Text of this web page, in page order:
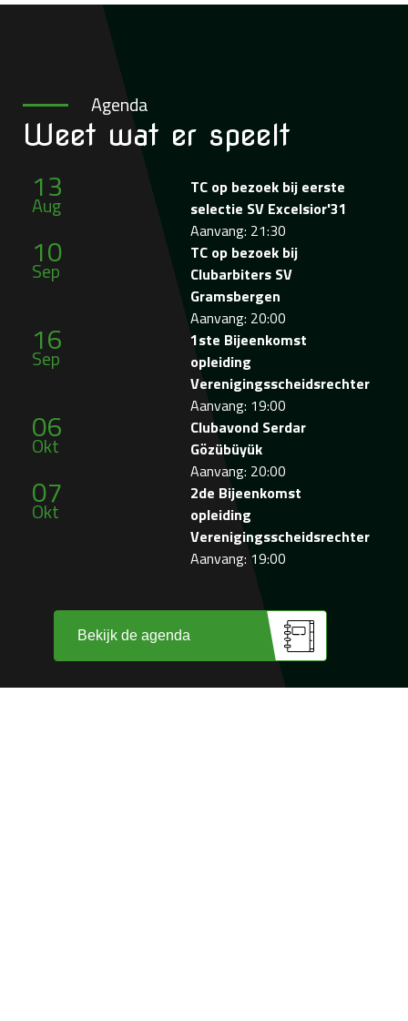
Agenda
Weet wat er speelt
13
Aug
TC op bezoek bij eerste
selectie SV Excelsior'31
Aanvang: 21:30
10
Sep
TC op bezoek bij
Clubarbiters SV
Gramsbergen
Aanvang: 20:00
16
Sep
1ste Bijeenkomst
opleiding
Verenigingsscheidsrechter
Aanvang: 19:00
06
Okt
Clubavond Serdar
Gözübüyük
Aanvang: 20:00
07
Okt
2de Bijeenkomst
opleiding
Verenigingsscheidsrechter
Aanvang: 19:00
Bekijk de agenda